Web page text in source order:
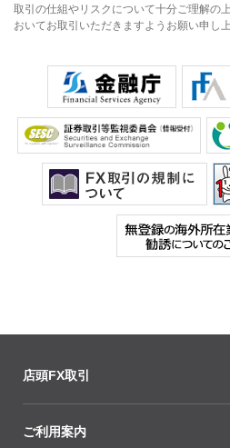
取引の仕組やリスクについて十分ご理解の
おいてお取引いただきますようお願い申し上
店頭FX取引
ご利用案内